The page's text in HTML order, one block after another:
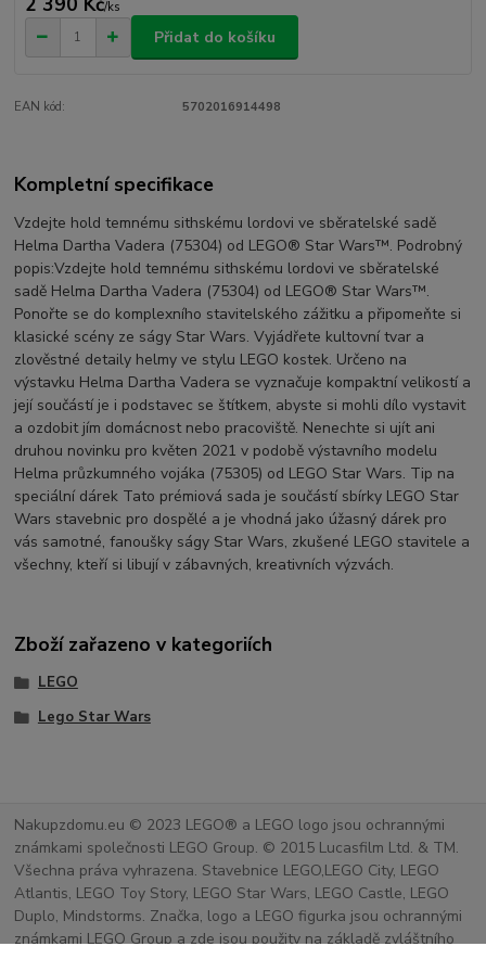
/ks
Přidat do košíku
EAN kód: 5702016914498
Kompletní specifikace
Vzdejte hold temnému sithskému lordovi ve sběratelské sadě
Helma Dartha Vadera (75304) od LEGO® Star Wars™. Podrobný
popis:Vzdejte hold temnému sithskému lordovi ve sběratelské
sadě Helma Dartha Vadera (75304) od LEGO® Star Wars™.
Ponořte se do komplexního stavitelského zážitku a připomeňte si
klasické scény ze ságy Star Wars. Vyjádřete kultovní tvar a
zlověstné detaily helmy ve stylu LEGO kostek. Určeno na
výstavku Helma Dartha Vadera se vyznačuje kompaktní velikostí a
její součástí je i podstavec se štítkem, abyste si mohli dílo vystavit
a ozdobit jím domácnost nebo pracoviště. Nenechte si ujít ani
druhou novinku pro květen 2021 v podobě výstavního modelu
Helma průzkumného vojáka (75305) od LEGO Star Wars. Tip na
speciální dárek Tato prémiová sada je součástí sbírky LEGO Star
Wars stavebnic pro dospělé a je vhodná jako úžasný dárek pro
vás samotné, fanoušky ságy Star Wars, zkušené LEGO stavitele a
všechny, kteří si libují v zábavných, kreativních výzvách.
Zboží zařazeno v kategoriích
LEGO
Lego Star Wars
Nakupzdomu.eu © 2023 LEGO® a LEGO logo jsou ochrannými
známkami společnosti LEGO Group. © 2015 Lucasfilm Ltd. & TM.
Všechna práva vyhrazena. Stavebnice LEGO,LEGO City, LEGO
Atlantis, LEGO Toy Story, LEGO Star Wars, LEGO Castle, LEGO
Duplo, Mindstorms. Značka, logo a LEGO figurka jsou ochrannými
známkami LEGO Group a zde jsou použity na základě zvláštního